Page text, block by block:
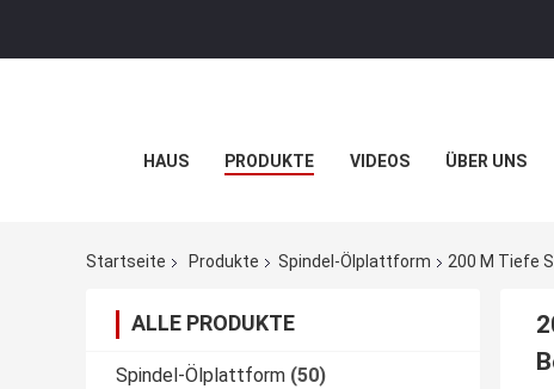
HAUS PRODUKTE VIDEOS ÜBER UNS
Startseite Produkte Spindel-Ölplattform 200 M Tiefe
ALLE PRODUKTE
Spindel-Ölplattform (50)